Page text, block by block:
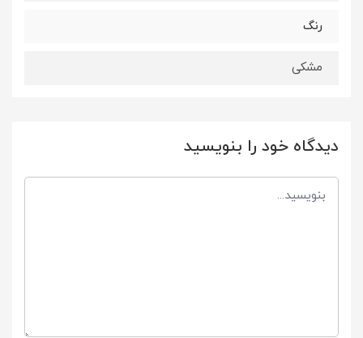
رنگ
مشکی
دیدگاه خود را بنویسید